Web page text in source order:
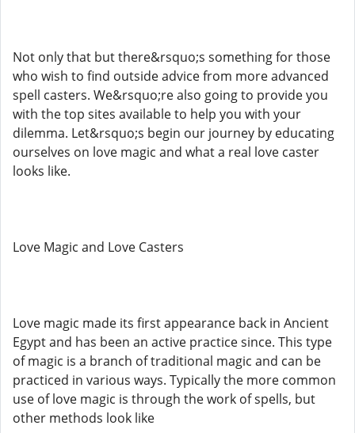
Not only that but there&rsquo;s something for those
who wish to find outside advice from more advanced
spell casters. We&rsquo;re also going to provide you
with the top sites available to help you with your
dilemma. Let&rsquo;s begin our journey by educating
ourselves on love magic and what a real love caster
looks like.
Love Magic and Love Casters
Love magic made its first appearance back in Ancient
Egypt and has been an active practice since. This type
of magic is a branch of traditional magic and can be
practiced in various ways. Typically the more common
use of love magic is through the work of spells, but
other methods look like